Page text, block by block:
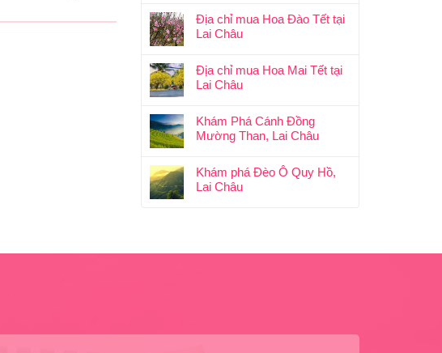
Địa chỉ mua Hoa Đào Tết tại
Lai Châu
Địa chỉ mua Hoa Mai Tết tại
Lai Châu
Khám Phá Cánh Đồng
Mường Than, Lai Châu
Khám phá Đèo Ô Quy Hồ,
Lai Châu